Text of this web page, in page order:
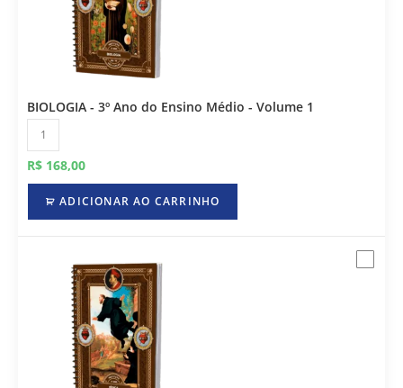
BIOLOGIA - 3º Ano do Ensino Médio - Volume 1
R$ 168,00
ADICIONAR AO CARRINHO